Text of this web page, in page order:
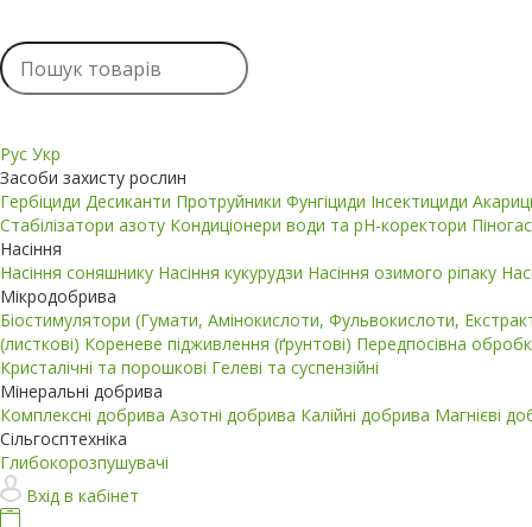
Рус Укр
Засоби захисту рослин
Гербіциди Десиканти Протруйники Фунгіциди Інсектициди
Стабілізатори азоту Кондиціонери води та pH-коректори
Насіння
Насіння соняшнику Насіння кукурудзи Насіння озимого ріпаку
Мікродобрива
Біостимулятори (Гумати, Амінокислоти, Фульвокислоти,
(листкові) Кореневе підживлення (ґрунтові) Передпосівна
Кристалічні та порошкові Гелеві та суспензійні
Мінеральні добрива
Комплексні добрива Азотні добрива Калійні добрива Магнієві
Сільгосптехніка
Глибокорозпушувачі
Вхід в кабінет